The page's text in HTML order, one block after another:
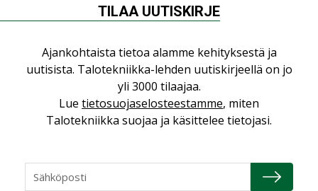
NIMITYKSET
Consti
NIMITYKSET
TILAA UUTISKIRJE
Ajankohtaista tietoa alamme kehityksestä ja
uutisista. Talotekniikka-lehden uutiskirjeellä on jo
yli 3000 tilaajaa.
Lue tietosuojaselosteestamme, miten
Talotekniikka suojaa ja käsittelee tietojasi.